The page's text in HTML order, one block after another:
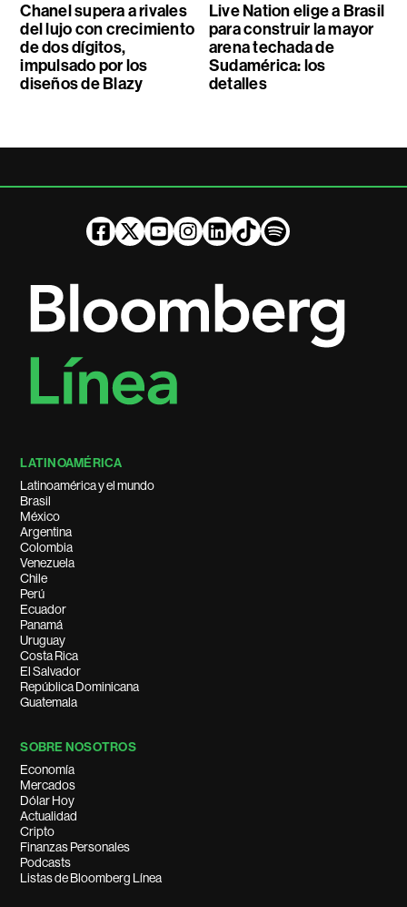
Chanel supera a rivales
del lujo con crecimiento
de dos dígitos,
impulsado por los
diseños de Blazy
Live Nation elige a Brasil
para construir la mayor
arena techada de
Sudamérica: los
detalles
LATINOAMÉRICA
Latinoamérica y el mundo
Brasil
México
Argentina
Colombia
Venezuela
Chile
Perú
Ecuador
Panamá
Uruguay
Costa Rica
El Salvador
República Dominicana
Guatemala
SOBRE NOSOTROS
Economía
Mercados
Dólar Hoy
Actualidad
Cripto
Finanzas Personales
Podcasts
Listas de Bloomberg Línea